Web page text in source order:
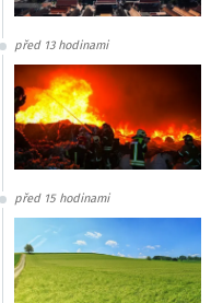
před 13 hodinami
před 15 hodinami